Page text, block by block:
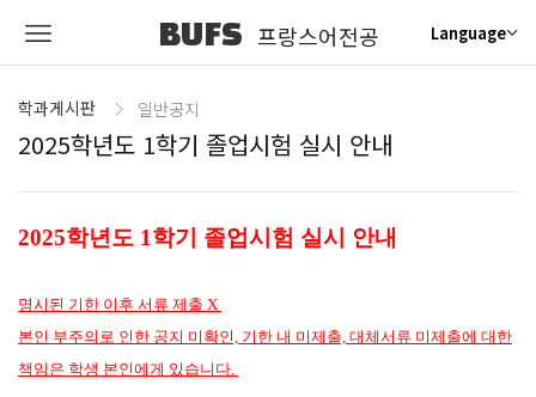
BUFS 프랑스어전공 Language
학과게시판 일반공지
2025학년도 1학기 졸업시험 실시 안내
2025학년도 1학기 졸업시험 실시 안내
명시된 기한 이후 서류 제출 X
본인 부주의로 인한 공지 미확인, 기한 내 미제출, 대체서류 미제출에 대한
책임은 학생 본인에게 있습니다.